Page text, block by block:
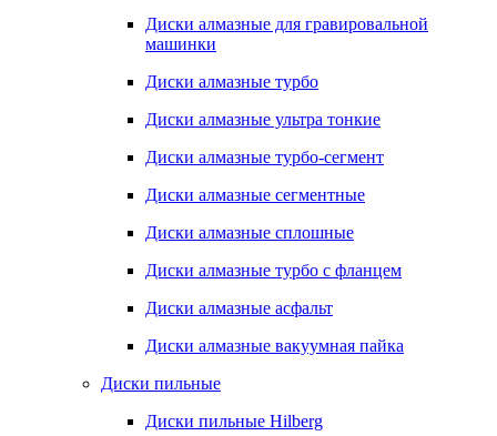
Диски алмазные для гравировальной
машинки
Диски алмазные турбо
Диски алмазные ультра тонкие
Диски алмазные турбо-сегмент
Диски алмазные сегментные
Диски алмазные сплошные
Диски алмазные турбо с фланцем
Диски алмазные асфальт
Диски алмазные вакуумная пайка
Диски пильные
Диски пильные Hilberg